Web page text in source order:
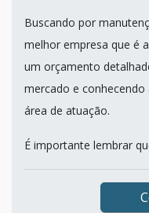
Buscando por
melhor empresa que é
um orçamento
mercado e
área de atuação.
É importante lembrar